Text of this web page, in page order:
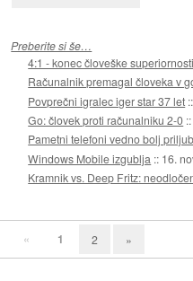
Preberite si še…
4:1 - konec človeške
Računalnik premagal človeka v
Povprečni igralec iger star 37 let
Go: človek proti računalniku 2-0
Pametni telefoni vedno bolj
Windows Mobile izgublja :: 16.
Kramnik vs. Deep Fritz:
« 1 2 »